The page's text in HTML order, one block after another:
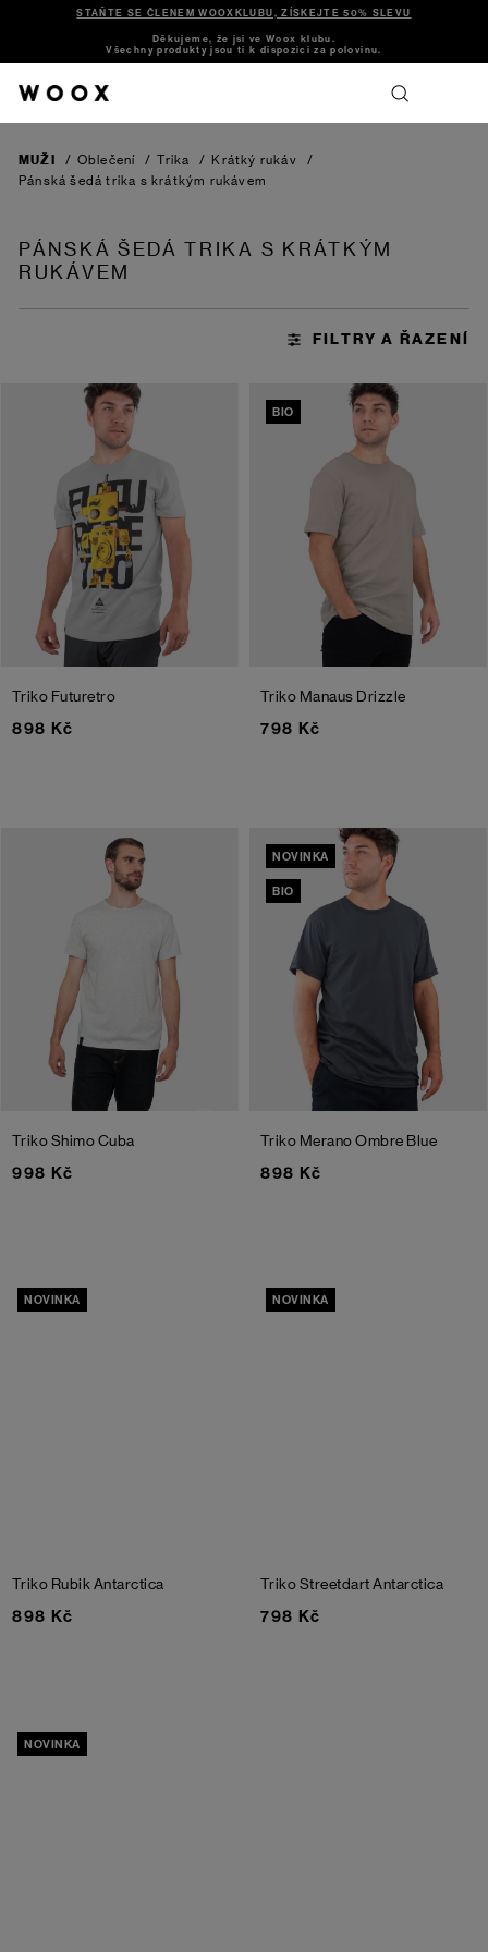
STAŇTE SE ČLENEM WOOXKLUBU, ZÍSKEJTE 50% SLEVU
Děkujeme, že jsi ve Woox klubu.
Všechny produkty jsou ti k dispozici za polovinu.
MUŽI / Oblečení / Trika / Krátký rukáv
/
Pánská šedá trika s krátkým rukávem
PÁNSKÁ ŠEDÁ TRIKA S KRÁTKÝM
RUKÁVEM
Triko Futuretro
898 Kč
BIO
Triko Manaus Drizzle
798 Kč
Triko ShimoCuba
998 Kč
NOVINKA
BIO
Triko MeranoOmbre Blue
898 Kč
NOVINKA
Triko Rubik Antarctica
898 Kč
NOVINKA
Triko StreetdartAntarctica
798 Kč
NOVINKA